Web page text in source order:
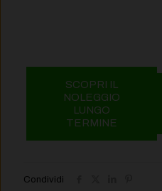
SCOPRI IL
NOLEGGIO
LUNGO
TERMINE
Condividi